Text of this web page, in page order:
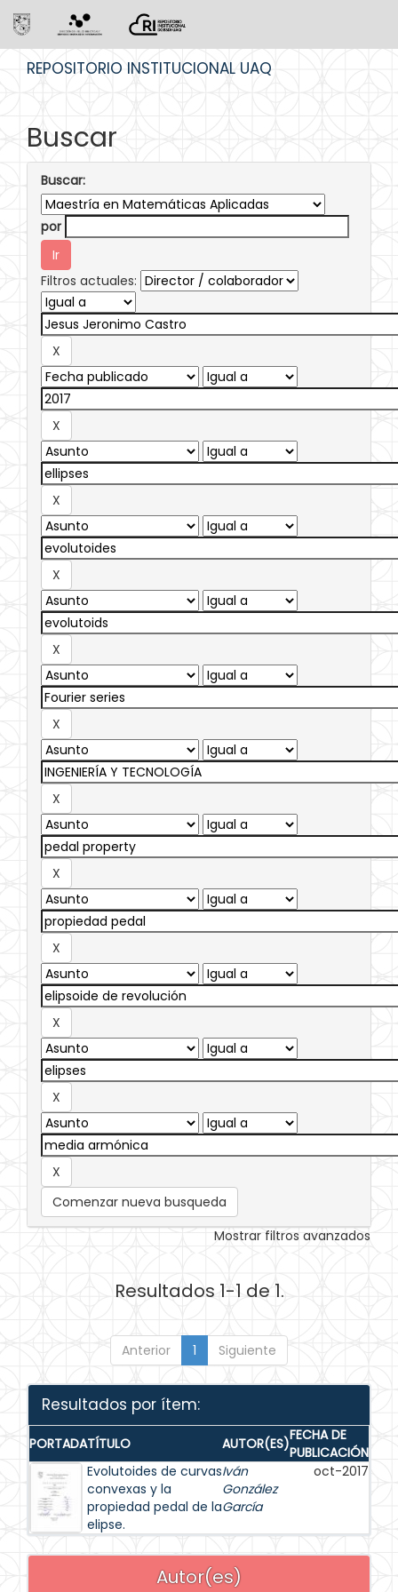
REPOSITORIO INSTITUCIONAL UAQ
Buscar
Buscar:
por
Filtros actuales:
Comenzar nueva busqueda
Mostrar filtros avanzados
Resultados 1-1 de 1.
Anterior 1 Siguiente
Resultados por ítem:
PORTADATÍTULO AUTOR(ES)FECHA DE
PUBLICACIÓN
Evolutoides de curvas
convexas y la
propiedad pedal de la
elipse.
Iván
González
García
oct-2017
Autor(es)